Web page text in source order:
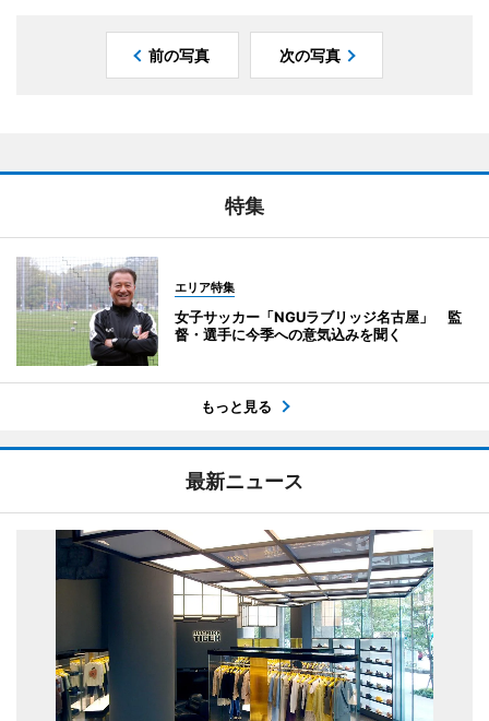
前の写真 次の写真
特集
エリア特集
女子サッカー「NGUラブリッジ名古屋」 監
督・選手に今季への意気込みを聞く
もっと見る
最新ニュース